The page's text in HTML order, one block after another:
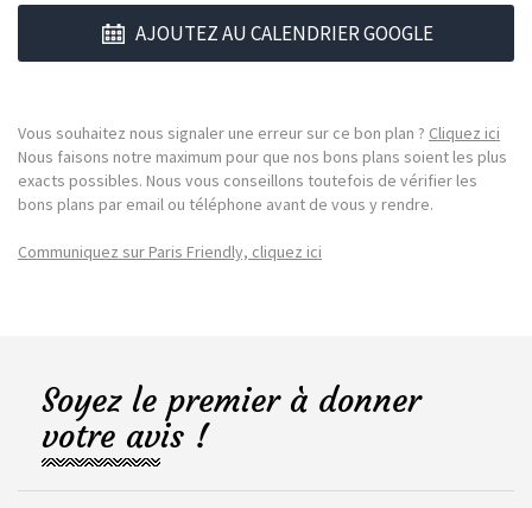
AJOUTEZ AU CALENDRIER GOOGLE
Vous souhaitez nous signaler une erreur sur ce bon plan ? Cliquez ici
Nous faisons notre maximum pour que nos bons plans soient les plus
exacts possibles. Nous vous conseillons toutefois de vérifier les
bons plans par email ou téléphone avant de vous y rendre.
Communiquez sur Paris Friendly, cliquez ici
Soyez le premier à donner
votre avis !